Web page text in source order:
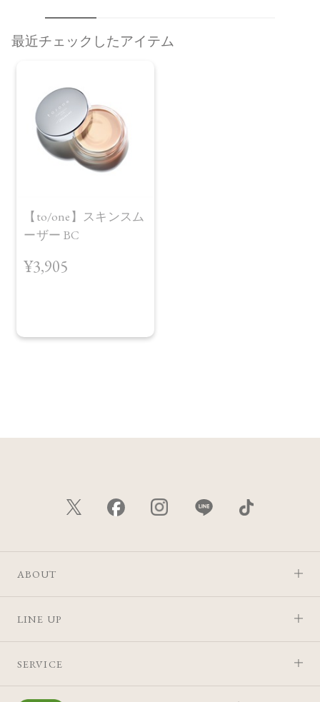
最近チェックしたアイテム
【to/one】スキンスム
ーザー BC
¥3,905
ABOUT
LINE UP
SERVICE